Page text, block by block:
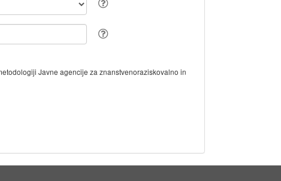
Javne agencije za znanstvenoraziskovalno in